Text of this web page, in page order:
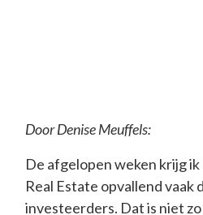
Door Denise Meuffels:
De afgelopen weken krijg ik
Real Estate opvallend vaak
investeerders. Dat is niet